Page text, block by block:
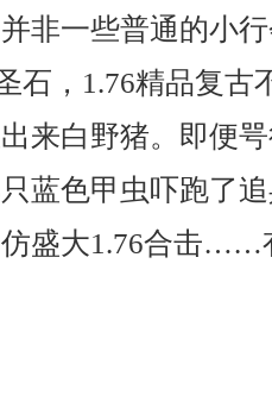
非一些普通的小
石，1.76精品复古
来白野猪。即便
蓝色甲虫吓跑了
盛大1.76合击……